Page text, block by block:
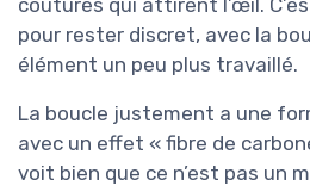
pour rester discret, avec la
élément un peu plus travaillé.
La boucle justement a une
avec un effet « fibre de
voit bien que ce n’est pas un